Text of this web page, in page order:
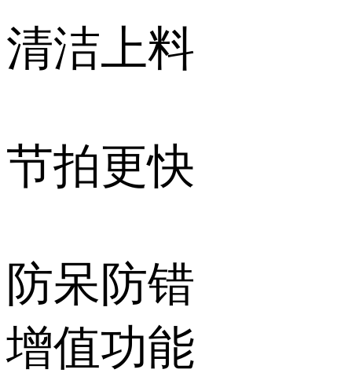
清洁上料
节拍更快
防呆防错
增值功能